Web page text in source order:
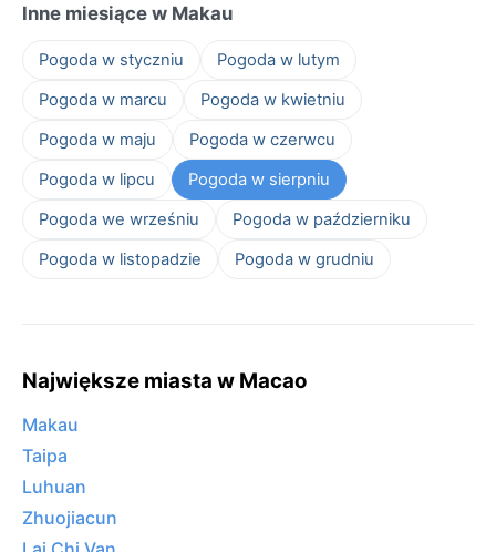
Inne miesiące w Makau
Pogoda w styczniu
Pogoda w lutym
Pogoda w marcu
Pogoda w kwietniu
Pogoda w maju
Pogoda w czerwcu
Pogoda w lipcu
Pogoda w sierpniu
Pogoda we wrześniu
Pogoda w październiku
Pogoda w listopadzie
Pogoda w grudniu
Największe miasta w Macao
Makau
Taipa
Luhuan
Zhuojiacun